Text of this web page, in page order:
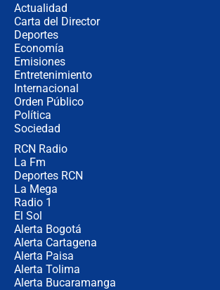
Actualidad
Carta del Director
Deportes
Economía
Emisiones
Entretenimiento
Internacional
Orden Público
Política
Sociedad
RCN Radio
La Fm
Deportes RCN
La Mega
Radio 1
El Sol
Alerta Bogotá
Alerta Cartagena
Alerta Paisa
Alerta Tolima
Alerta Bucaramanga